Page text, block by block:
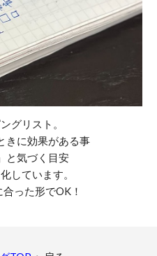
グリスト。
きに効果がある事
と気づく目安
しています。
った形でOK！